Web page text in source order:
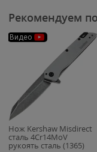
Рекомендуем
Видео
Нож Kershaw Misdirect
сталь 4Cr14MoV
рукоять сталь (1365)